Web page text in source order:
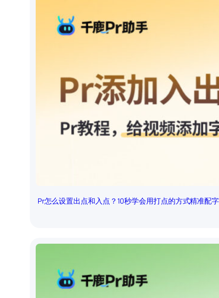
Pr怎么设置出点和入点？10秒学会用打点的方式精准配